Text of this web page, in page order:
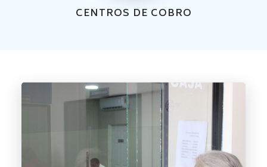
CENTROS DE COBRO